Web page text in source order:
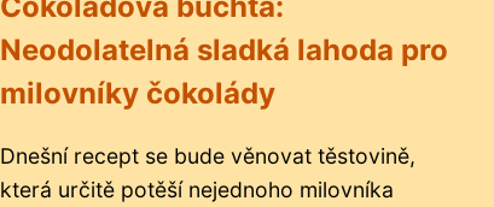
Neodolatelná sladká lahoda pro
milovníky čokolády
Dnešní recept se bude věnovat těstovině,
která určitě potěší nejednoho milovníka